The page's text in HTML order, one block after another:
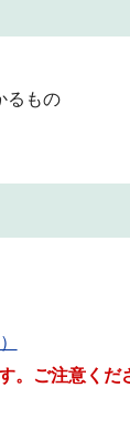
るもの
ご注意くだ